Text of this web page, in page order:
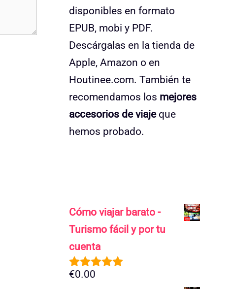
disponibles en formato
EPUB, mobi y PDF.
Descárgalas en la tienda de
Apple, Amazon o en
Houtinee.com. También te
recomendamos los mejores
accesorios de viajeque
hemos probado.
Cómo viajar barato -
Turismo fácil y por tu
cuenta
5.00de 5
€0.00